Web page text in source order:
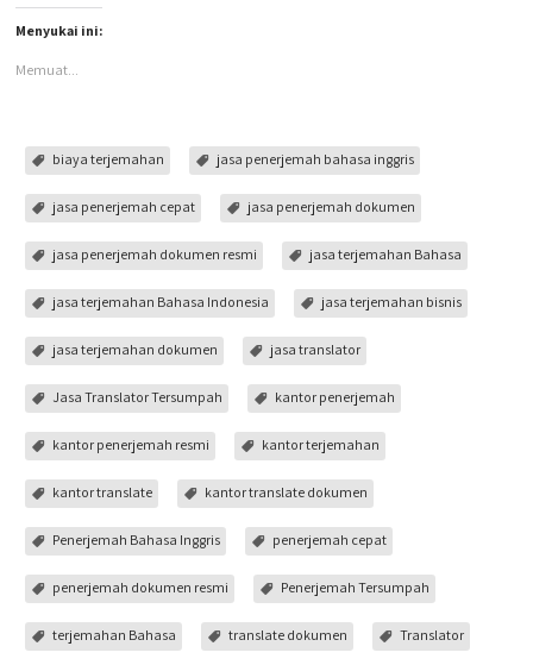
Menyukai ini:
Memuat...
biaya terjemahan jasa penerjemah bahasa inggris
jasa penerjemah cepat jasa penerjemah dokumen
jasa penerjemah dokumen resmi jasa terjemahan Bahasa
jasa terjemahan Bahasa Indonesia jasa terjemahan bisnis
jasa terjemahan dokumen jasa translator
Jasa Translator Tersumpah kantor penerjemah
kantor penerjemah resmi kantor terjemahan
kantor translate kantor translate dokumen
Penerjemah Bahasa Inggris penerjemah cepat
penerjemah dokumen resmi Penerjemah Tersumpah
terjemahan Bahasa translate dokumen Translator